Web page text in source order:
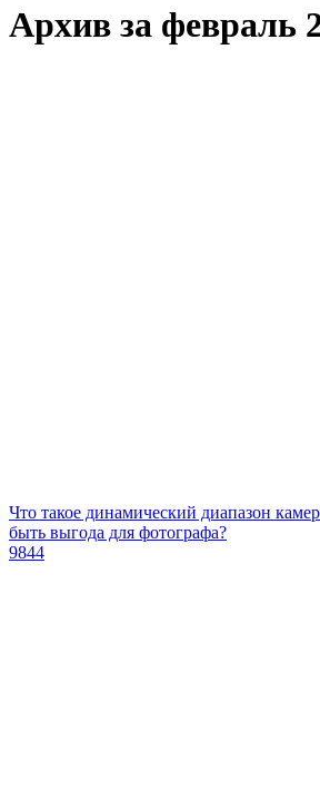
Архив за февраль
Что такое динамический диапазон
быть выгода для фотографа?
9844